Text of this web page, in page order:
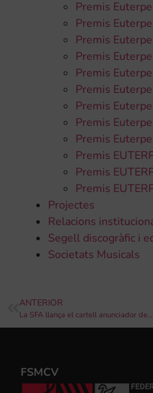
Premis
Premis
Premis
Premis
Premis
Premis
Premis
Premis
Premis
Premis
Premis
Premis
Projectes
Relacions
Segell discogràfic i
Societats Musicals
ANTERIOR
La SFA llança el cartell anunciador de la 49 edició del Certamen Internacional de Música Vila d’Altea
FSMCV